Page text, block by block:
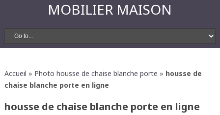
MOBILIER MAISON
Accueil » Photo housse de chaise blanche porte » housse de
chaise blanche porte en ligne
housse de chaise blanche porte en ligne